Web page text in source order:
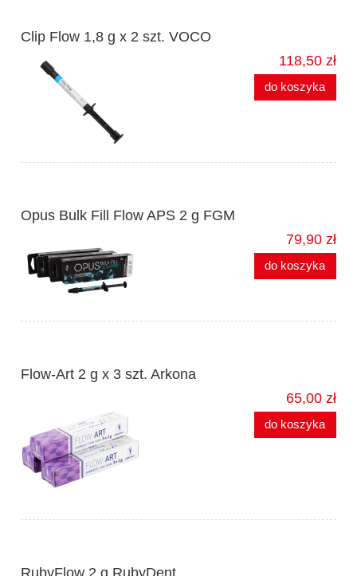
Clip Flow 1,8 g x 2 szt. VOCO
118,50 zł
do koszyka
Opus Bulk Fill Flow APS 2 g FGM
79,90 zł
do koszyka
Flow-Art 2 g x 3 szt. Arkona
65,00 zł
do koszyka
RubyFlow 2 g RubyDent